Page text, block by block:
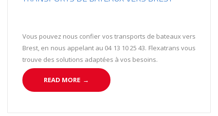
Vous pouvez nous confier vos transports de bateaux vers
Brest, en nous appelant au 04 13 10 25 43. Flexatrans vous
trouve des solutions adaptées à vos besoins.
READ MORE →